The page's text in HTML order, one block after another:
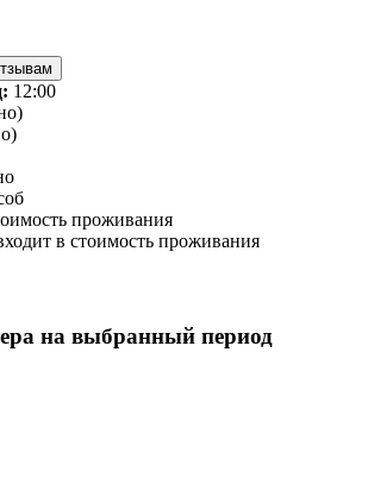
12:00
проживания
в стоимость проживания
на выбранный период